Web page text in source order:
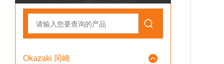
Okazaki 冈崎